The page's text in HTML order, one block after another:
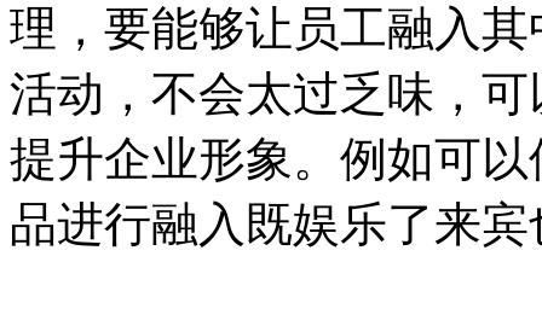
理，要能够让员工融入
活动，不会太过乏味，
提升企业形象。例如可
品进行融入既娱乐了来